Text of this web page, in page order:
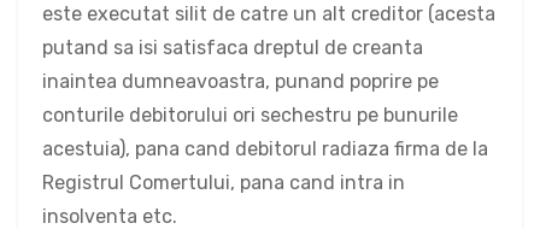
este executat silit de catre un alt creditor (acesta
putand sa isi satisfaca dreptul de creanta
inaintea dumneavoastra, punand poprire pe
conturile debitorului ori sechestru pe bunurile
acestuia), pana cand debitorul radiaza firma de la
Registrul Comertului, pana cand intra in
insolventa etc.